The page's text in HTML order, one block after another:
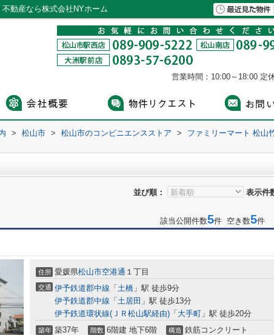
動産なら株式会社NYホーム
営業時間：10:00～18:00 定
> 松山市 > 松山市のコンビニエンスストア > ファミリーマート 松山
並び順： 表示件
該当公開件数5件 空き数5件
住所 愛媛県松山市空港通 １丁目
交通 伊予鉄道郡中線 「 土橋 」駅 徒歩9分
伊予鉄道郡中線 「 土居田 」駅 徒歩13分
伊予鉄道環状線(ＪＲ松山駅経由) 「 大手町 」駅 徒歩20分
築年 築37年 階数 6階建 地下6階 構造 鉄筋コンクリート